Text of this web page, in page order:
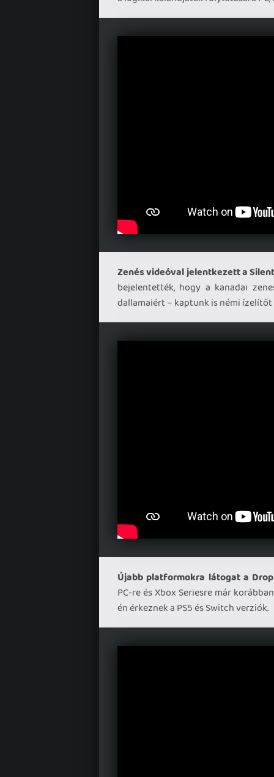
Zenés videóval jelentkezett a
bejelentették, hogy a kanadai
dallamaiért – kaptunk is némi ízelítőt
Újabb platformokra látogat a
PC-re és Xbox Seriesre már
én érkeznek a PS5 és Switch verziók.